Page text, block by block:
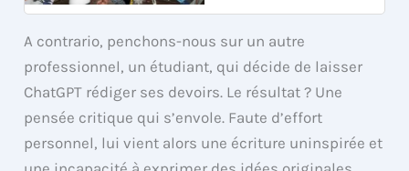
A contrario, penchons-nous sur un autre
professionnel, un étudiant, qui décide de laisser
ChatGPT rédiger ses devoirs. Le résultat ? Une
pensée critique qui s’envole. Faute d’effort
personnel, lui vient alors une écriture uninspirée et